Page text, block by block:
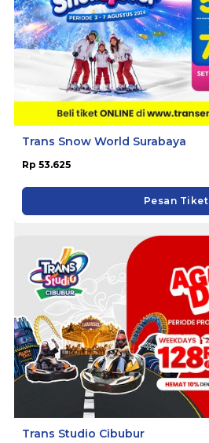
Trans Snow World Surabaya
Rp 53.625
Pesan Tiket
Trans Studio Cibubur